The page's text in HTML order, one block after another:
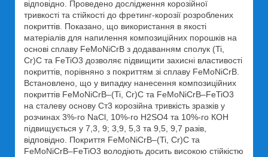
відповідно. Проведено дослідження корозійної
тривкості та стійкості до фретинг-корозії розроблених
покриттів. Показано, що використання в якості
матеріалів для напилення композиційних порошків на
основі сплаву FeMoNiCrB з додаванням сполук (Ti,
Cr)C та FeTiO3 дозволяє підвищити захисні властивості
покриттів, порівняно з покриттям зі сплаву FeMoNiCrB.
Встановлено, що у випадку нанесення композиційних
покриттів FeMoNiCrB‒(Ti, Cr)C та FeMoNiCrB‒FeTiO3
на сталеву основу Ст3 корозійна тривкість зразків у
розчинах 3%-го NаСl, 10%-го Н2SО4 та 10%-го КОН
підвищується у 7,3, 9; 3,9, 5,3 та 9,5, 9,7 разів,
відповідно. Покриття FeMoNiCrB‒(Ti, Cr)C та
FeMoNiCrB‒FeTiO3 володіють досить високою стійкістю